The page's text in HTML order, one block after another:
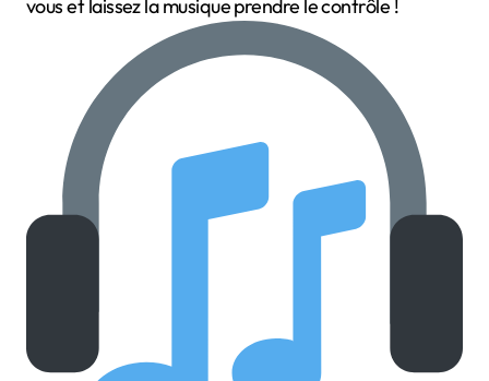
vous et laissez la musique prendre le contrôle !